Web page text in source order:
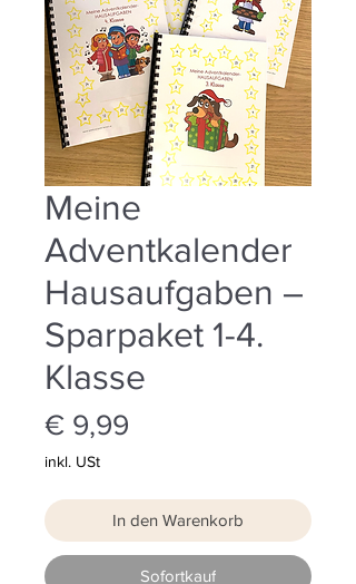
Meine
Adventkalender
Hausaufgaben –
Sparpaket 1-4.
Klasse
€ 9,99
inkl. USt
In den Warenkorb
Sofortkauf